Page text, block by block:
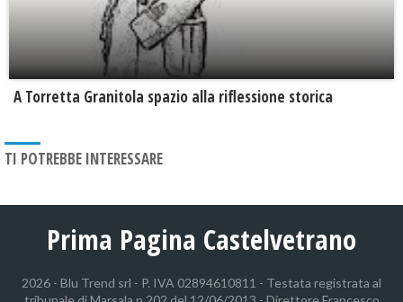
​A Torretta Granitola spazio alla riflessione storica
TI POTREBBE INTERESSARE
Prima Pagina Castelvetrano
2026 - Blu Trend srl - P. IVA 02894610811 - Testata registrata al